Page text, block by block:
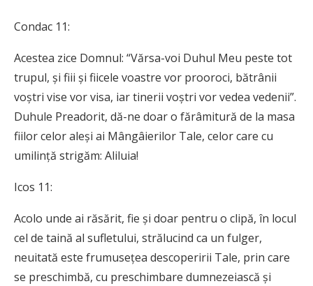
Condac 11:
Acestea zice Domnul: “Vărsa-voi Duhul Meu peste tot
trupul, și fiii și fiicele voastre vor prooroci, bătrânii
voștri vise vor visa, iar tinerii voștri vor vedea vedenii”.
Duhule Preadorit, dă-ne doar o fărâmitură de la masa
fiilor celor aleși ai Mângâierilor Tale, celor care cu
umilință strigăm: Aliluia!
Icos 11:
Acolo unde ai răsărit, fie și doar pentru o clipă, în locul
cel de taină al sufletului, strălucind ca un fulger,
neuitată este frumusețea descoperirii Tale, prin care
se preschimbă, cu preschimbare dumnezeiască și